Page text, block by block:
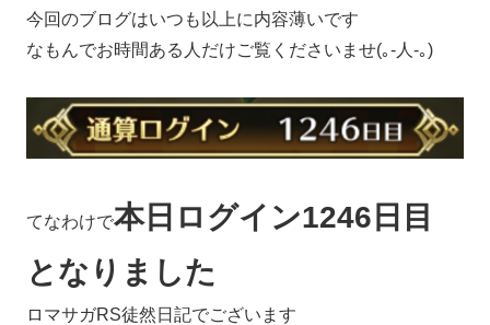
今回のブログはいつも以上に内容薄いです
なもんでお時間ある人だけご覧くださいませ(｡-人-｡)
てなわけで本日ログイン1246日目
となりました
ロマサガRS徒然日記でございます